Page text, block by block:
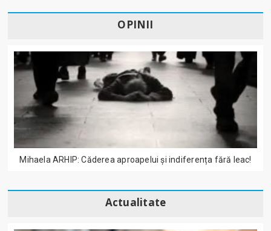
OPINII
Mihaela ARHIP: Căderea aproapelui și indiferența fără leac!
Actualitate